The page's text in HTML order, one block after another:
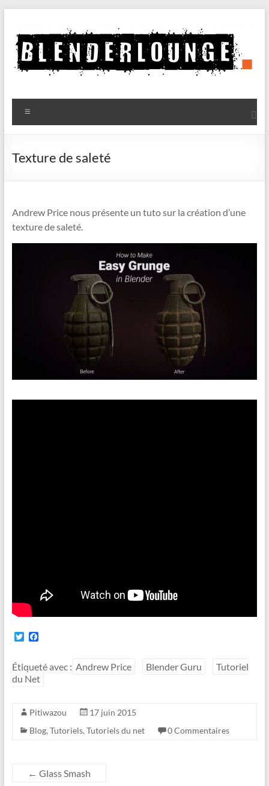
contenu
Blenderlounge
Le
de
Texture de saleté
Andrew Price nous présente un tuto sur la création d’une
texture de saleté.
T
t
t
e
F
e
b
o
Étiqueté avec : Andrew Price Blender Guru
Tutoriel
du Net
Pitiwazou
17 juin 2015
Blog, Tutoriels, Tutoriels du net 0 Commentaires
← Glass Smash